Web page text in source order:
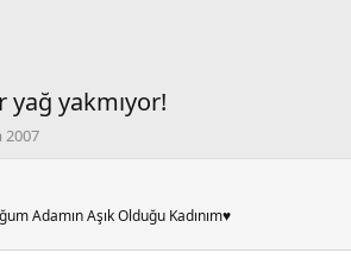
yakmıyor!
2007
Adamın Aşık Olduğu Kadınım♥